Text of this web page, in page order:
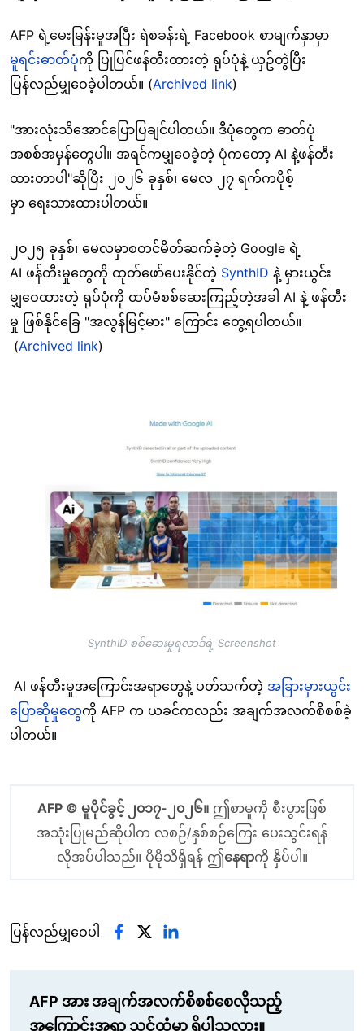
AFP ရဲ့မေးမြန်းမှုအပြီး ရဲစခန်းရဲ့ Facebook စာမျက်နှာမှာ
မူရင်းဓာတ်ပုံကို ပြုပြင်ဖန်တီးထားတဲ့ ရုပ်ပုံနဲ့ ယှဥ်တွဲပြီး
ပြန်လည်မျှဝေခဲ့ပါတယ်။ (Archived link)
"အားလုံးသိအောင်ပြောပြချင်ပါတယ်။ ဒီပုံတွေက ဓာတ်ပုံ
အစစ်အမှန်တွေပါ။ အရင်ကမျှဝေခဲ့တဲ့ ပုံကတော့ AI နဲ့ဖန်တီး
ထားတာပါ"ဆိုပြီး ၂၀၂၆ ခုနှစ်၊ မေလ ၂၇ ရက်ကပိုစ့်
မှာ ရေးသားထားပါတယ်။
၂၀၂၅ ခုနှစ်၊ မေလမှာစတင်မိတ်ဆက်ခဲ့တဲ့ Google ရဲ့
AI ဖန်တီးမှုတွေကို ထုတ်ဖော်ပေးနိုင်တဲ့ SynthID နဲ့ မှားယွင်း
မျှဝေထားတဲ့ ရုပ်ပုံကို ထပ်မံစစ်ဆေးကြည့်တဲ့အခါ AI နဲ့ ဖန်တီး
မှု ဖြစ်နိုင်ခြေ "အလွန်မြင့်မား" ကြောင်း တွေ့ရပါတယ်။
(Archived link)
SynthID စစ်ဆေးမှုရလာဒ်ရဲ့ Screenshot
AI ဖန်တီးမှုအကြောင်းအရာတွေနဲ့ ပတ်သက်တဲ့ အခြားမှားယွင်း
ပြောဆိုမှုတွေကို AFP က ယခင်ကလည်း အချက်အလက်စိစစ်ခဲ့
ပါတယ်။
AFP © မူပိုင်ခွင့် ၂၀၁၇-၂၀၂၆။ ဤစာမူကို စီးပွားဖြစ်
အသုံးပြုမည်ဆိုပါက လစဉ်/နှစ်စဉ်ကြေး ပေးသွင်းရန်
လိုအပ်ပါသည်။ ပိုမိုသိရှိရန် ဤနေရာကို နှိပ်ပါ။
ပြန်လည်မျှဝေပါ
AFP အား အချက်အလက်စိစစ်စေလိုသည့်
အကြောင်းအရာ သင့်ထံမှာ ရှိပါသလား။